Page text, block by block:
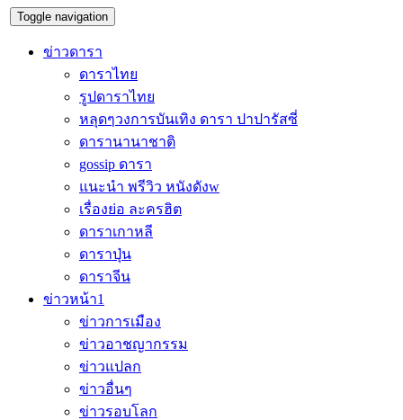
Toggle navigation
ข่าวดารา
ดาราไทย
รูปดาราไทย
หลุดๆวงการบันเทิง ดารา ปาปารัสซี่
ดารานานาชาติ
gossip ดารา
แนะนำ พรีวิว หนังดังw
เรื่องย่อ ละครฮิต
ดาราเกาหลี
ดาราปุ่น
ดาราจีน
ข่าวหน้า1
ข่าวการเมือง
ข่าวอาชญากรรม
ข่าวแปลก
ข่าวอื่นๆ
ข่าวรอบโลก